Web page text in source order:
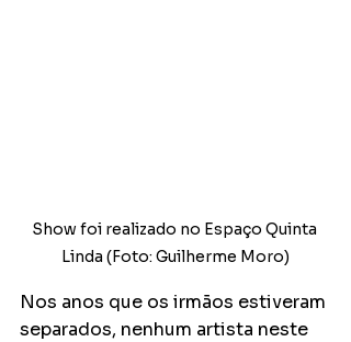
Show foi realizado no Espaço Quinta
Linda (Foto: Guilherme Moro)
Nos anos que os irmãos estiveram
separados, nenhum artista neste